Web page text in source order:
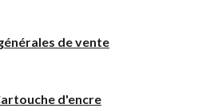
de vente
d'encre